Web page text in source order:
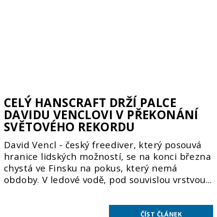
CELÝ HANSCRAFT DRŽÍ PALCE
DAVIDU VENCLOVI V PŘEKONÁNÍ
SVĚTOVÉHO REKORDU
David Vencl - český freediver, který posouvá
hranice lidských možností, se na konci března
chystá ve Finsku na pokus, který nemá
obdoby. V ledové vodě, pod souvislou vrstvou...
ČÍST ČLÁNEK